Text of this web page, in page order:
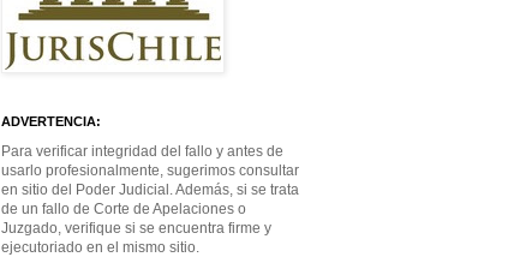
ADVERTENCIA:
Para verificar integridad del fallo y antes de
usarlo profesionalmente, sugerimos consultar
en sitio del Poder Judicial. Además, si se trata
de un fallo de Corte de Apelaciones o
Juzgado, verifique si se encuentra firme y
ejecutoriado en el mismo sitio.